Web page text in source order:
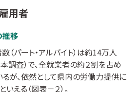
用者
推移
パート・アルバイト）は約14万人
調査）で、全就業者の約２割を占め
るが、依然として県内の労働力提供に
える（図表－２）。